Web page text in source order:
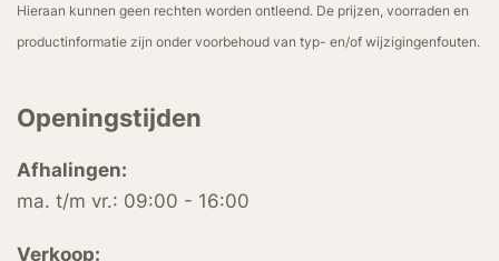
Hieraan kunnen geen rechten worden ontleend. De prijzen, voorraden en
productinformatie zijn onder voorbehoud van typ- en/of wijzigingenfouten.
Openingstijden
Afhalingen:
ma. t/m vr.: 09:00 - 16:00
Verkoop: